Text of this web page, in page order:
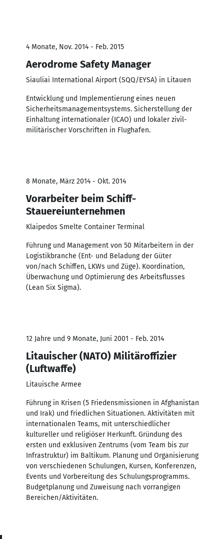
4 Monate, Nov. 2014 - Feb. 2015
Aerodrome Safety Manager
Siauliai International Airport (SQQ/EYSA) in Litauen
Entwicklung und Implementierung eines neuen
Sicherheitsmanagementsystems. Sicherstellung der
Einhaltung internationaler (ICAO) und lokaler zivil-
militärischer Vorschriften in Flughafen.
8 Monate, März 2014 - Okt. 2014
Vorarbeiter beim Schiff-
Stauereiunternehmen
Klaipedos Smelte Container Terminal
Führung und Management von 50 Mitarbeitern in der
Logistikbranche (Ent- und Beladung der Güter
von/nach Schiffen, LKWs und Züge). Koordination,
Überwachung und Optimierung des Arbeitsflusses
(Lean Six Sigma).
12 Jahre und 9 Monate, Juni 2001 - Feb. 2014
Litauischer (NATO) Militäroffizier
(Luftwaffe)
Litauische Armee
Führung in Krisen (5 Friedensmissionen in Afghanistan
und Irak) und friedlichen Situationen. Aktivitäten mit
internationalen Teams, mit unterschiedlicher
kultureller und religiöser Herkunft. Gründung des
ersten und exklusiven Zentrums (vom Team bis zur
Infrastruktur) im Baltikum. Planung und Organisierung
von verschiedenen Schulungen, Kursen, Konferenzen,
Events und Vorbereitung des Schulungsprogramms.
Budgetplanung und Zuweisung nach vorrangigen
Bereichen/Aktivitäten.